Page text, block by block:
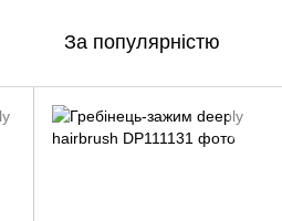
За популярністю